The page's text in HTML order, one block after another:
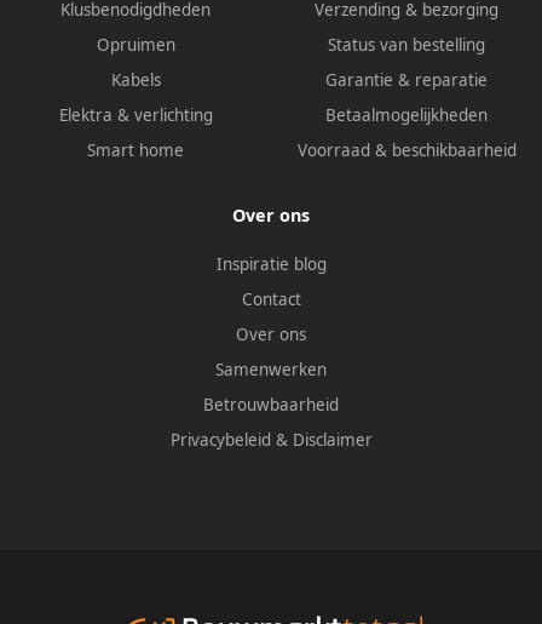
Klusbenodigdheden
Opruimen
Kabels
Elektra & verlichting
Smart home
Verzending & bezorging
Status van bestelling
Garantie & reparatie
Betaalmogelijkheden
Voorraad & beschikbaarheid
Over ons
Inspiratie blog
Contact
Over ons
Samenwerken
Betrouwbaarheid
Privacybeleid & Disclaimer